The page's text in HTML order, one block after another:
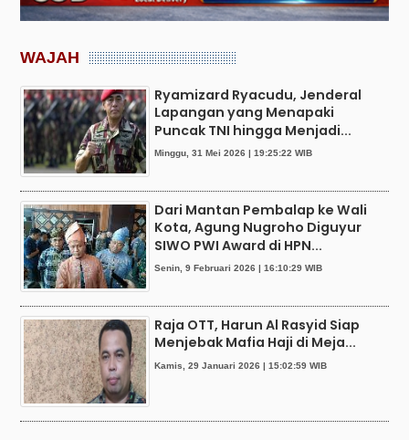
WAJAH
Ryamizard Ryacudu, Jenderal
Lapangan yang Menapaki
Puncak TNI hingga Menjadi...
Minggu, 31 Mei 2026 | 19:25:22 WIB
Dari Mantan Pembalap ke Wali
Kota, Agung Nugroho Diguyur
SIWO PWI Award di HPN...
Senin, 9 Februari 2026 | 16:10:29 WIB
Raja OTT, Harun Al Rasyid Siap
Menjebak Mafia Haji di Meja...
Kamis, 29 Januari 2026 | 15:02:59 WIB